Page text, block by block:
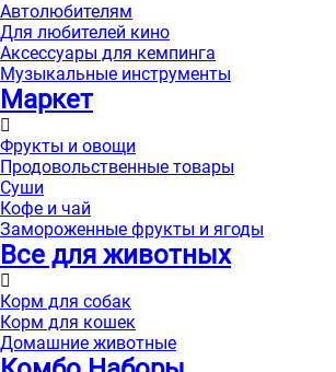
Автолюбителям
Для любителей кино
Аксессуары для кемпинга
Музыкальные инструменты
Маркет
Фрукты и овощи
Продовольственные товары
Суши
Кофе и чай
Замороженные фрукты и ягоды
Все для животных
Корм для собак
Корм для кошек
Домашние животные